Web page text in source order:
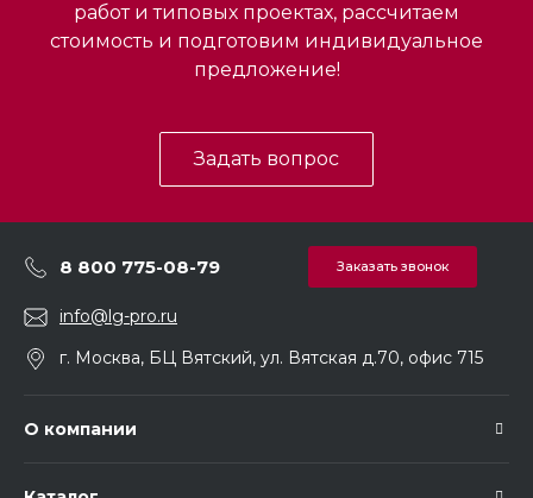
работ и типовых проектах, рассчитаем
стоимость и подготовим индивидуальное
предложение!
Задать вопрос
8 800 775-08-79 Заказать звонок
info@lg-pro.ru
г. Москва, БЦ Вятский, ул. Вятская д.70, офис 715
О компании